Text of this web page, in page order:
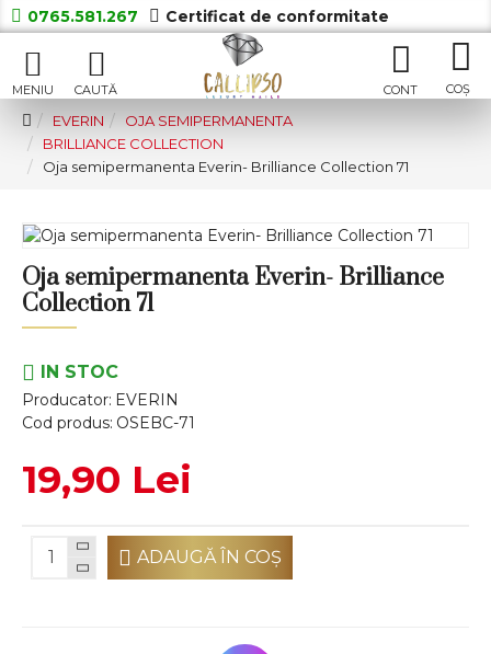
0765.581.267 Certificat de conformitate
EVERIN
OJA SEMIPERMANENTA
BRILLIANCE COLLECTION
Oja semipermanenta Everin- Brilliance Collection 71
Oja semipermanenta Everin- Brilliance
Collection 71
IN STOC
Producator: EVERIN
Cod produs: OSEBC-71
19,90 Lei
ADAUGĂ ÎN COŞ